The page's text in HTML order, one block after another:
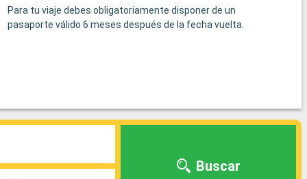
Para tu viaje debes obligatoriamente disponer de un
pasaporte válido 6 meses después de la fecha vuelta.
Buscar